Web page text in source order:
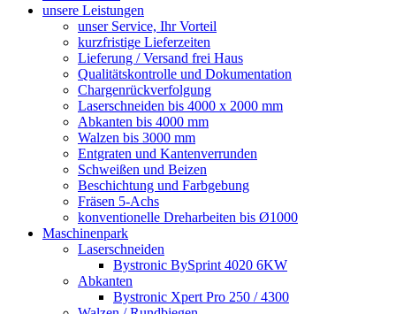
unsere Leistungen
unser Service, Ihr Vorteil
kurzfristige Lieferzeiten
Lieferung / Versand frei Haus
Qualitätskontrolle und Dokumentation
Chargenrückverfolgung
Laserschneiden bis 4000 x 2000 mm
Abkanten bis 4000 mm
Walzen bis 3000 mm
Entgraten und Kantenverrunden
Schweißen und Beizen
Beschichtung und Farbgebung
Fräsen 5-Achs
konventionelle Dreharbeiten bis Ø1000
Maschinenpark
Laserschneiden
Bystronic BySprint 4020 6KW
Abkanten
Bystronic Xpert Pro 250 / 4300